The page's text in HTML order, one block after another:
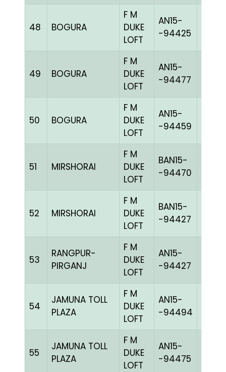
48 BOGURA
F M
DUKE
LOFT
AN15-
-94425
49 BOGURA
F M
DUKE
LOFT
AN15-
-94477
50 BOGURA
F M
DUKE
LOFT
AN15-
-94459
51 MIRSHORAI
F M
DUKE
LOFT
BAN15-
-94470
52 MIRSHORAI
F M
DUKE
LOFT
BAN15-
-94427
53
RANGPUR-
PIRGANJ
F M
DUKE
LOFT
AN15-
-94427
54
JAMUNA TOLL
PLAZA
F M
DUKE
LOFT
AN15-
-94494
55
JAMUNA TOLL
PLAZA
F M
DUKE
LOFT
AN15-
-94475